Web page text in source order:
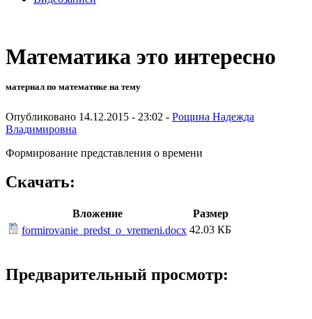
Математика это интересно
материал по математике на тему
Опубликовано 14.12.2015 - 23:02 - Рощина Надежда
Владимировна
Формирование представления о времени
Скачать:
Вложение
Размер
formirovanie_predst_o_vremeni.docx 42.03 КБ
Предварительный просмотр: